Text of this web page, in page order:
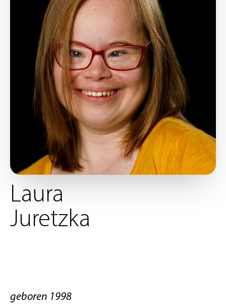
Laura
Juretzka
geboren 1998